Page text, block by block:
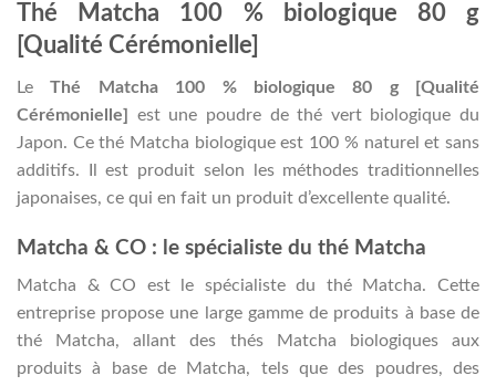
Thé Matcha 100 % biologique 80 g
[Qualité Cérémonielle]
LeThé Matcha 100 % biologique 80 g [Qualité
Cérémonielle]
est une poudre de thé vert biologique du
Japon. Ce thé Matcha biologique est 100 % naturel et sans
additifs. Il est produit selon les méthodes traditionnelles
japonaises, ce qui en fait un produit d’excellente qualité.
Matcha & CO : le spécialiste du thé Matcha
Matcha & CO est le spécialiste du thé Matcha. Cette
entreprise propose une large gamme de produits à base de
thé Matcha, allant des thés Matcha biologiques aux
produits à base de Matcha, tels que des poudres, des